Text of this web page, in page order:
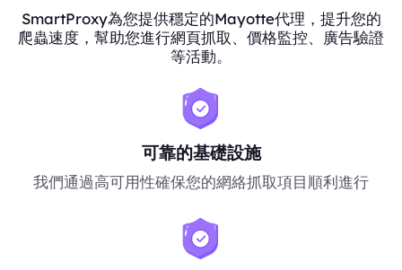
SmartProxy為您提供穩定的Mayotte代理，提升您的
爬蟲速度，幫助您進行網頁抓取、價格監控、廣告驗證
等活動。
可靠的基礎設施
我們通過高可用性確保您的網絡抓取項目順利進行